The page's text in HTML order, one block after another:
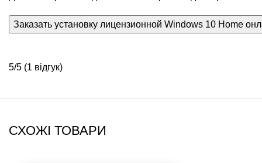
Заказать установку лицензионной Windows 10 Home
5/5 (1 відгук)
СХОЖІ ТОВАРИ